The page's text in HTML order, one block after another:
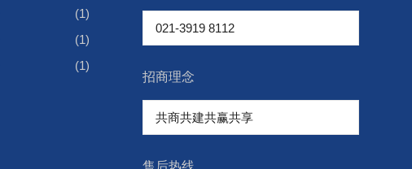
(1)
(1)
(1)
招商理念
售后热线